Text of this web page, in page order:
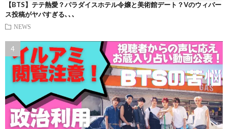
【BTS】テテ熱愛？パラダイスホテル令嬢と美術館デート？Vのウィバー
ス投稿がヤバすぎる､､､
NEWS